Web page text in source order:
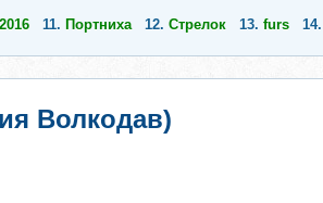
11. Портниха 12. Стрелок 13. furs 14.
Волкодав)